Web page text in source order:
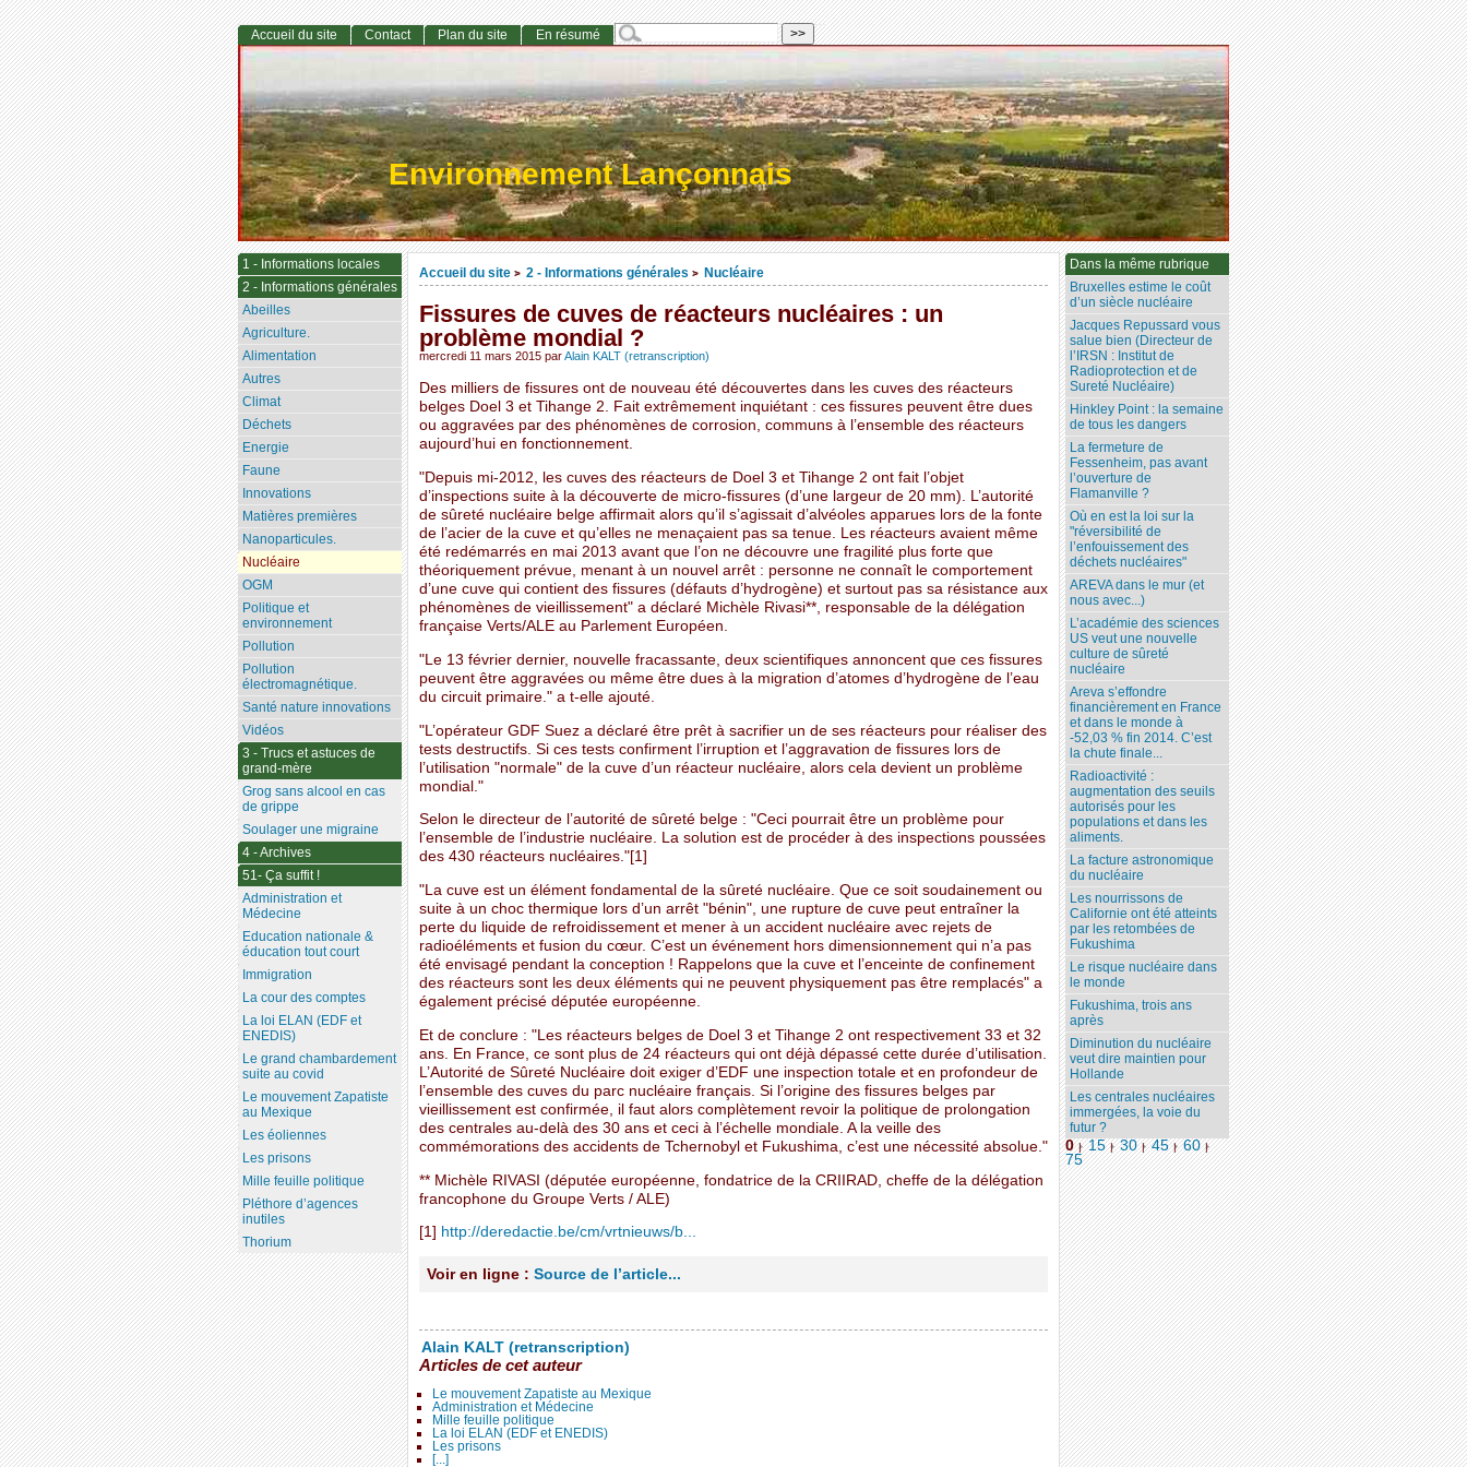
Environnement Lançonnais
Accueil du site > 2 - Informations générales > Nucléaire
Fissures de cuves de réacteurs nucléaires : un
problème mondial ?
mercredi 11 mars 2015 parAlain KALT (retranscription)
Des milliers de fissures ont de nouveau été découvertes dans les cuves des réacteurs
belges Doel 3 et Tihange 2. Fait extrêmement inquiétant : ces fissures peuvent être dues
ou aggravées par des phénomènes de corrosion, communs à l’ensemble des réacteurs
aujourd’hui en fonctionnement.
"Depuis mi-2012, les cuves des réacteurs de Doel 3 et Tihange 2 ont fait l’objet
d’inspections suite à la découverte de micro-fissures (d’une largeur de 20 mm). L’autorité
de sûreté nucléaire belge affirmait alors qu’il s’agissait d’alvéoles apparues lors de la fonte
de l’acier de la cuve et qu’elles ne menaçaient pas sa tenue. Les réacteurs avaient même
été redémarrés en mai 2013 avant que l’on ne découvre une fragilité plus forte que
théoriquement prévue, menant à un nouvel arrêt : personne ne connaît le comportement
d’une cuve qui contient des fissures (défauts d’hydrogène) et surtout pas sa résistance aux
phénomènes de vieillissement" a déclaré Michèle Rivasi**, responsable de la délégation
française Verts/ALE au Parlement Européen.
"Le 13 février dernier, nouvelle fracassante, deux scientifiques annoncent que ces fissures
peuvent être aggravées ou même être dues à la migration d’atomes d’hydrogène de l’eau
du circuit primaire." a t-elle ajouté.
"L’opérateur GDF Suez a déclaré être prêt à sacrifier un de ses réacteurs pour réaliser des
tests destructifs. Si ces tests confirment l’irruption et l’aggravation de fissures lors de
l’utilisation "normale" de la cuve d’un réacteur nucléaire, alors cela devient un problème
mondial."
Selon le directeur de l’autorité de sûreté belge : "Ceci pourrait être un problème pour
l’ensemble de l’industrie nucléaire. La solution est de procéder à des inspections poussées
des 430 réacteurs nucléaires."[1]
"La cuve est un élément fondamental de la sûreté nucléaire. Que ce soit soudainement ou
suite à un choc thermique lors d’un arrêt "bénin", une rupture de cuve peut entraîner la
perte du liquide de refroidissement et mener à un accident nucléaire avec rejets de
radioéléments et fusion du cœur. C’est un événement hors dimensionnement qui n’a pas
été envisagé pendant la conception ! Rappelons que la cuve et l’enceinte de confinement
des réacteurs sont les deux éléments qui ne peuvent physiquement pas être remplacés" a
également précisé députée européenne.
Et de conclure : "Les réacteurs belges de Doel 3 et Tihange 2 ont respectivement 33 et 32
ans. En France, ce sont plus de 24 réacteurs qui ont déjà dépassé cette durée d’utilisation.
L’Autorité de Sûreté Nucléaire doit exiger d’EDF une inspection totale et en profondeur de
l’ensemble des cuves du parc nucléaire français. Si l’origine des fissures belges par
vieillissement est confirmée, il faut alors complètement revoir la politique de prolongation
des centrales au-delà des 30 ans et ceci à l’échelle mondiale. A la veille des
commémorations des accidents de Tchernobyl et Fukushima, c’est une nécessité absolue."
** Michèle RIVASI (députée européenne, fondatrice de la CRIIRAD, cheffe de la délégation
francophone du Groupe Verts / ALE)
[1] http://deredactie.be/cm/vrtnieuws/b...
Voir en ligne : Source de l’article...
Alain KALT (retranscription)
Articles de cet auteur
Le mouvement Zapatiste au Mexique
Administration et Médecine
Mille feuille politique
La loi ELAN (EDF et ENEDIS)
Les prisons
[...]
Dans la même rubrique
Bruxelles estime le coût
d’un siècle nucléaire
Jacques Repussard vous
salue bien (Directeur de
l’IRSN : Institut de
Radioprotection et de
Sureté Nucléaire)
Hinkley Point : la semaine
de tous les dangers
La fermeture de
Fessenheim, pas avant
l’ouverture de
Flamanville ?
Où en est la loi sur la
"réversibilité de
l’enfouissement des
déchets nucléaires"
AREVA dans le mur (et
nous avec...)
L’académie des sciences
US veut une nouvelle
culture de sûreté
nucléaire
Areva s’effondre
financièrement en France
et dans le monde à
-52,03 % fin 2014. C’est
la chute finale...
Radioactivité :
augmentation des seuils
autorisés pour les
populations et dans les
aliments.
La facture astronomique
du nucléaire
Les nourrissons de
Californie ont été atteints
par les retombées de
Fukushima
Le risque nucléaire dans
le monde
Fukushima, trois ans
après
Diminution du nucléaire
veut dire maintien pour
Hollande
Les centrales nucléaires
immergées, la voie du
futur ?
0 | 15 | 30 | 45 | 60 |
75
Accueil du site Contact Plan du site En résumé
1 - Informations locales
2 - Informations générales
Abeilles
Agriculture.
Alimentation
Autres
Climat
Déchets
Energie
Faune
Innovations
Matières premières
Nanoparticules.
Nucléaire
OGM
Politique et
environnement
Pollution
Pollution
électromagnétique.
Santé nature innovations
Vidéos
3 - Trucs et astuces de
grand-mère
Grog sans alcool en cas
de grippe
Soulager une migraine
4 - Archives
51- Ça suffit !
Administration et
Médecine
Education nationale &
éducation tout court
Immigration
La cour des comptes
La loi ELAN (EDF et
ENEDIS)
Le grand chambardement
suite au covid
Le mouvement Zapatiste
au Mexique
Les éoliennes
Les prisons
Mille feuille politique
Pléthore d’agences
inutiles
Thorium